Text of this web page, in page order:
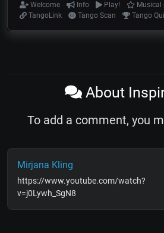
Welcome Info Play!
Musical
TangoLink
Tango Scan Tango
About
To add a comment, you
Mirjana Kling
https://www.youtube.com/watch?
v=j0Lywh_SgN8